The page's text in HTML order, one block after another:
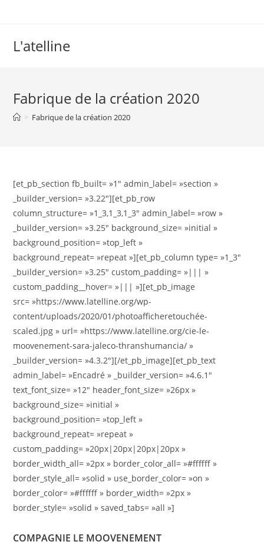
L'atelline
Fabrique de la création 2020
> Fabrique de la création 2020
[et_pb_section fb_built= »1″ admin_label= »section »
_builder_version= »3.22″][et_pb_row
column_structure= »1_3,1_3,1_3″ admin_label= »row »
_builder_version= »3.25″ background_size= »initial »
background_position= »top_left »
background_repeat= »repeat »][et_pb_column type= »1_3″
_builder_version= »3.25″ custom_padding= »||| »
custom_padding__hover= »||| »][et_pb_image
src= »https://www.latelline.org/wp-
content/uploads/2020/01/photoafficheretouchée-
scaled.jpg » url= »https://www.latelline.org/cie-le-
moovenement-sara-jaleco-thranshumancia/ »
_builder_version= »4.3.2″][/et_pb_image][et_pb_text
admin_label= »Encadré » _builder_version= »4.6.1″
text_font_size= »12″ header_font_size= »26px »
background_size= »initial »
background_position= »top_left »
background_repeat= »repeat »
custom_padding= »20px|20px|20px|20px »
border_width_all= »2px » border_color_all= »#ffffff »
border_style_all= »solid » use_border_color= »on »
border_color= »#ffffff » border_width= »2px »
border_style= »solid » saved_tabs= »all »]
COMPAGNIE LE MOOVENEMENT